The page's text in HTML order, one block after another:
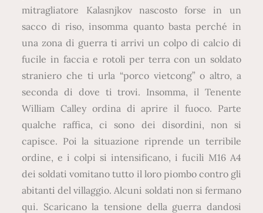
mitragliatore Kalasnjkov nascosto forse in un
sacco di riso, insomma quanto basta perché in
una zona di guerra ti arrivi un colpo di calcio di
fucile in faccia e rotoli per terra con un soldato
straniero che ti urla “porco vietcong” o altro, a
seconda di dove ti trovi. Insomma, il Tenente
William Calley ordina di aprire il fuoco. Parte
qualche raffica, ci sono dei disordini, non si
capisce. Poi la situazione riprende un terribile
ordine, e i colpi si intensificano, i fucili M16 A4
dei soldati vomitano tutto il loro piombo contro gli
abitanti del villaggio. Alcuni soldati non si fermano
qui. Scaricano la tensione della guerra dandosi